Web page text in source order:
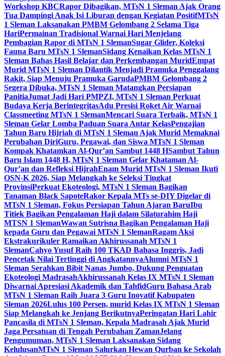
Workshop KBCRapor Dibagikan, MTsN 1 Sleman Ajak Orang
Tua Dampingi Anak Isi Liburan dengan Kegiatan PositifMTsN
1 Sleman Laksanakan PMBM Gelombang 2 Selama Tiga
HariPermainan Tradisional Warnai Hari Menjelang
Pembagian Rapor di MTsN 1 SlemanSugar Glider, Koleksi
Fauna Baru MTsN 1 SlemanSidang Kenaikan Kelas MTsN 1
Sleman Bahas Hasil Belajar dan Perkembangan MuridEmpat
Murid MTsN 1 Sleman Dilantik Menjadi Pramuka Penggalang
Rakit, Siap Menuju Pramuka GarudaPMBM Gelombang 2
Segera Dibuka, MTsN 1 Sleman Matangkan Persiapan
PanitiaJumat Jadi Hari PMPZI, MTsN 1 Sleman Perkuat
Budaya Kerja BerintegritasAdu Presisi Roket Air Warnai
Classmeeting MTsN 1 SlemanMencari Suara Terbaik, MTsN 1
Sleman Gelar Lomba Paduan Suara Antar KelasPengajian
Tahun Baru Hijriah di MTsN 1 Sleman Ajak Murid Memaknai
Perubahan DiriGuru, Pegawai, dan Siswa MTsN 1 Sleman
Kompak Khatamkan Al-Qur’an Sambut 1448 HSambut Tahun
Baru Islam 1448 H, MTsN 1 Sleman Gelar Khataman Al-
Qur’an dan Refleksi HijrahEnam Murid MTsN 1 Sleman Ikuti
OSN-K 2026, Siap Melangkah ke Seleksi Tingkat
ProvinsiPerkuat Ekoteologi, MTsN 1 Sleman Bagikan
Tanaman Black SapoteRakor Kepala MTs se-DIY Digelar di
MTsN 1 Sleman, Fokus Persiapan Tahun Ajaran BaruIbu
Titiek Bagikan Pengalaman Haji dalam Silaturahim Haji
MTSN 1 SlemanWawan Sutrisna Bagikan Pengalaman Haji
kepada Guru dan Pegawai MTsN 1 SlemanRagam Aksi
Ekstrakurikuler Ramaikan Akhirussanah MTsN 1
SlemanCahyo Yusuf Raih 100 TKAD Bahasa Inggris, Jadi
Pencetak Nilai Tertinggi di AngkatannyaAlumni MTsN 1
Sleman Serahkan Bibit Nanas Jumbo, Dukung Penguatan
Ekoteologi MadrasahAkhirussanah Kelas IX MTsN 1 Sleman
Diwarnai Apresiasi Akademik dan TahfidGuru Bahasa Arab
MTsN 1 Sleman Raih Juara 3 Guru Inovatif Kabupaten
Sleman 2026Lulus 100 Persen, murid Kelas IX MTsN 1 Sleman
Siap Melangkah ke Jenjang BerikutnyaPeringatan Hari Lahir
Pancasila di MTsN 1 Sleman, Kepala Madrasah Ajak Murid
Jaga Persatuan di Tengah Perubahan ZamanJelang
Pengumuman, MTsN 1 Sleman Laksanakan Sidang
KelulusanMTsN 1 Sleman Salurkan Hewan Qurban ke Sekolah